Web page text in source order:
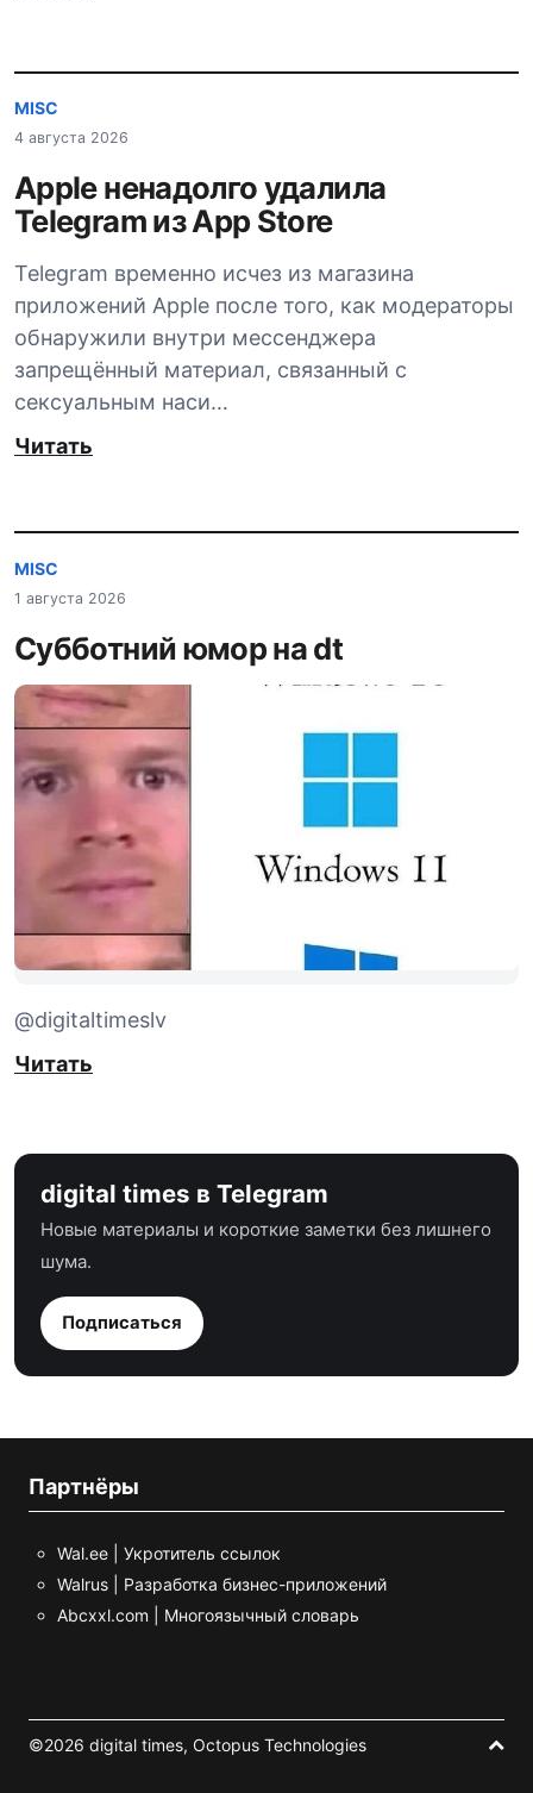
MISC
4 августа 2026
Apple ненадолго удалила
Telegram из App Store
Telegram временно исчез из магазина
приложений Apple после того, как модераторы
обнаружили внутри мессенджера
запрещённый материал, связанный с
сексуальным наси…
Читать
MISC
1 августа 2026
Субботний юмор на dt
@digitaltimeslv
Читать
digital times в Telegram
Новые материалы и короткие заметки без лишнего
шума.
Подписаться
Партнёры
Wal.ee | Укротитель ссылок
Walrus | Разработка бизнес-приложений
Abcxxl.com | Многоязычный словарь
©2026 digital times, Octopus Technologies